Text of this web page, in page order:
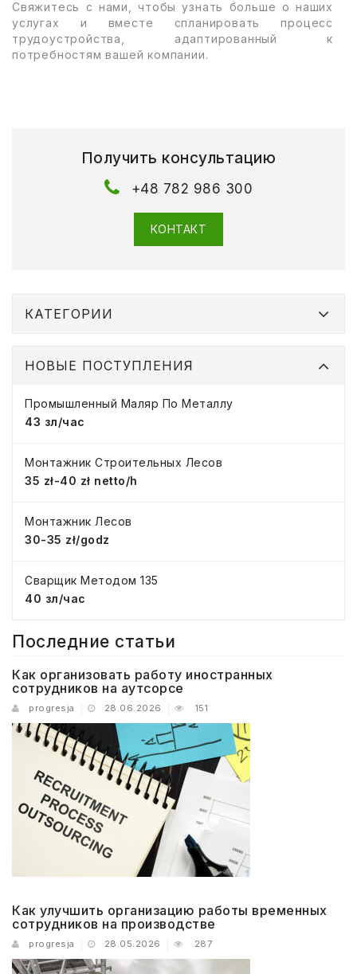
Свяжитесь с нами, чтобы узнать больше о наших
услугах и вместе спланировать процесс
трудоустройства, адаптированный к
потребностям вашей компании.
Получить консультацию
+48 782 986 300
КОНТАКТ
КАТЕГОРИИ
НОВЫЕ ПОСТУПЛЕНИЯ
Промышленный Маляр По Металлу
43 зл/час
Монтажник Строительных Лесов
35 zł-40 zł netto/h
Монтажник Лесов
30-35 zł/godz
Сварщик Методом 135
40 зл/час
Последние статьи
Как организовать работу иностранных
сотрудников на аутсорсе
progresja 28.06.2026 151
Как улучшить организацию работы временных
сотрудников на производстве
progresja 28.05.2026 287